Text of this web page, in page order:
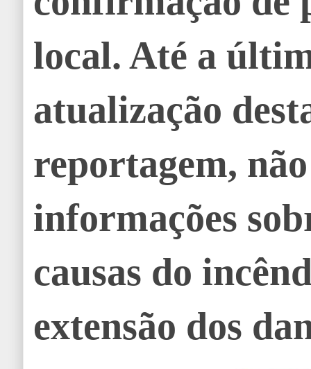
local. Até a
atualização
reportagem,
informações
causas do
extensão dos